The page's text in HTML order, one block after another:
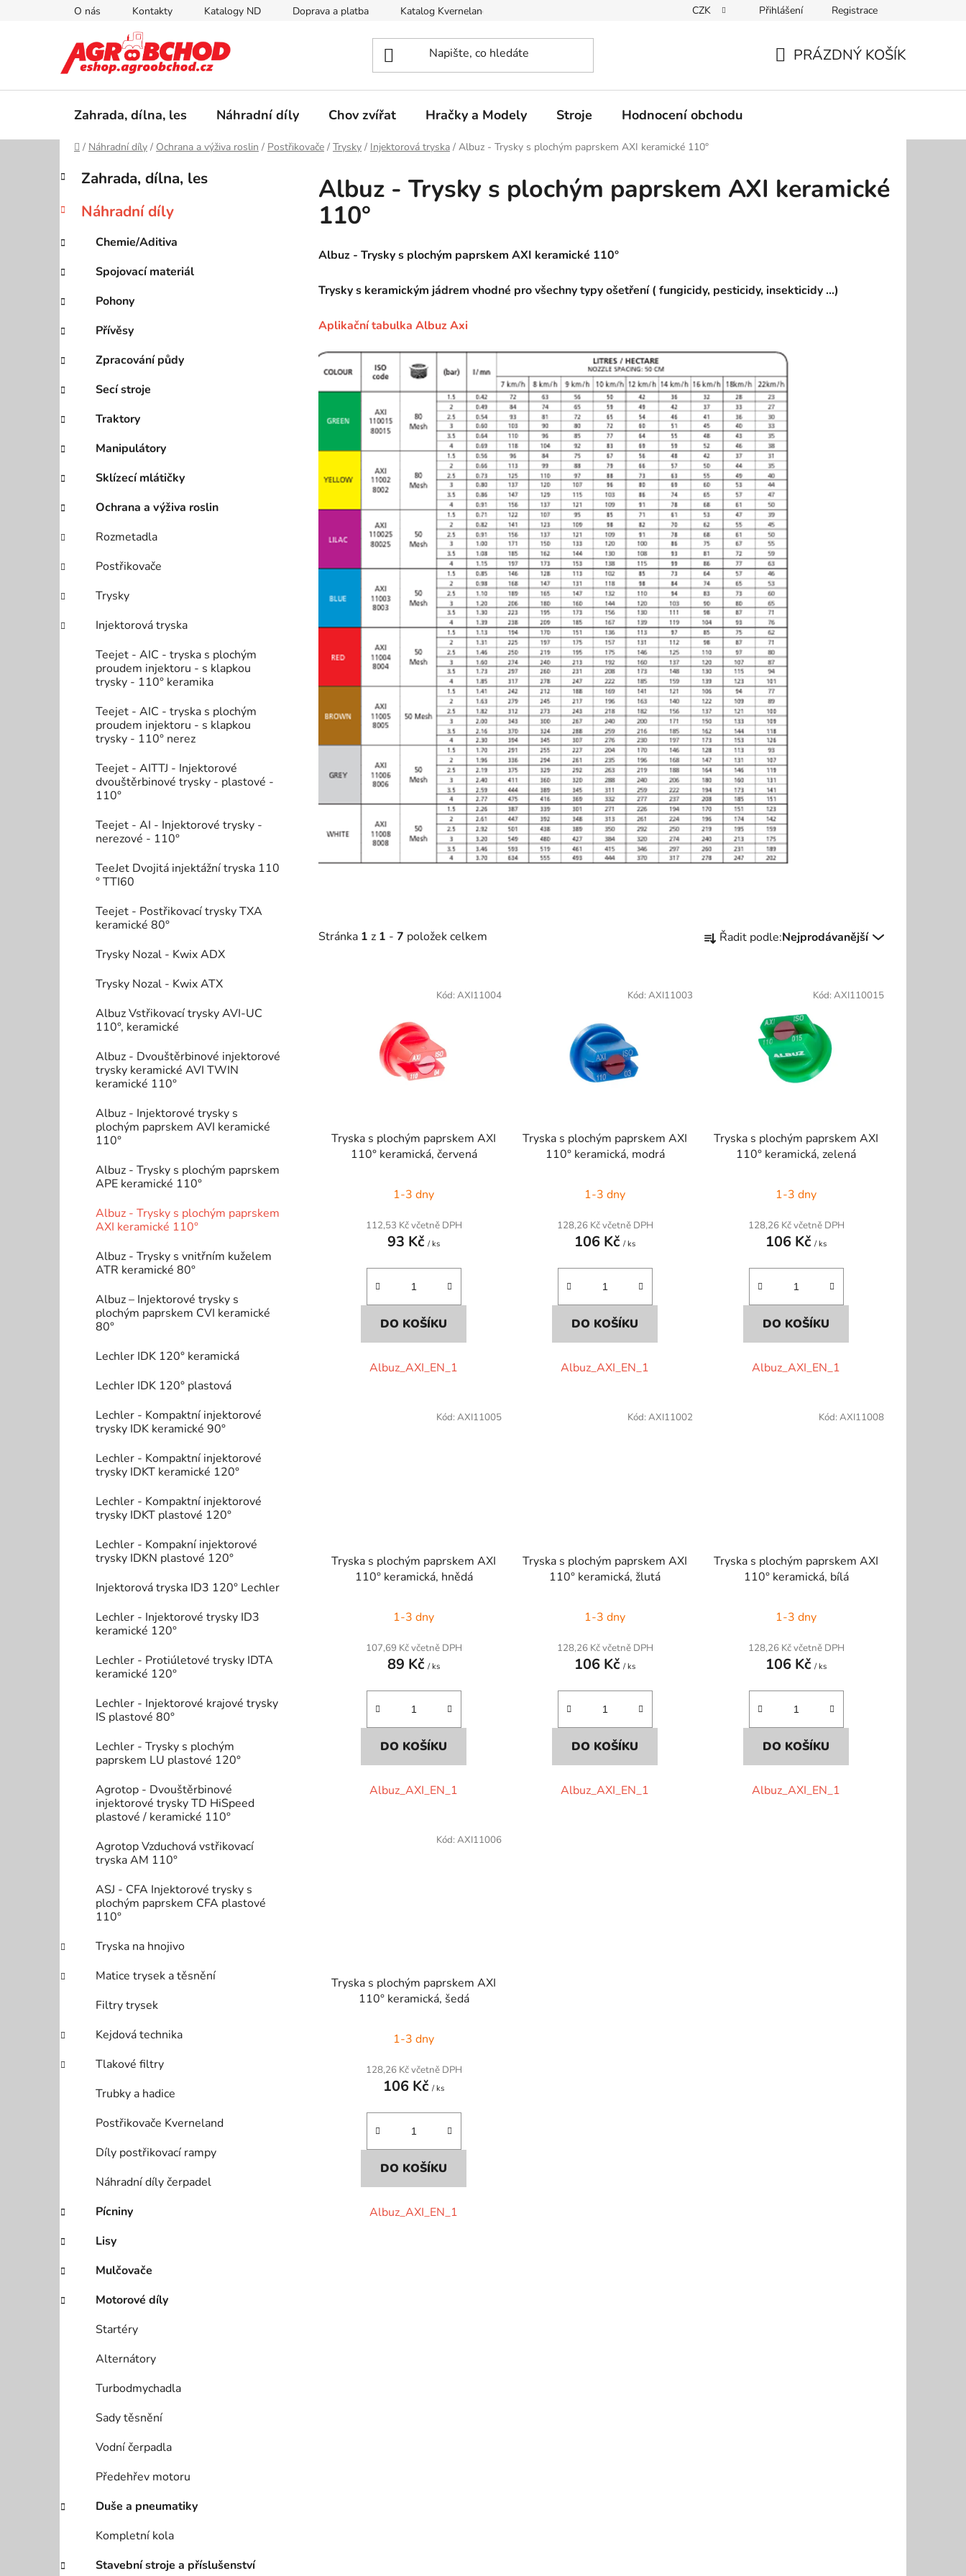
O nás Kontakty Katalogy ND Doprava a platba Katalog Kverneland Podmínky ochrany osobních údajů
CZK Přihlášení Registrace
PRÁZDNÝ KOŠÍK
Zahrada, dílna, les Náhradní díly Chov zvířat Hračky a Modely Stroje Hodnocení obchodu
Domů
/ Náhradní díly / Ochrana a výživa roslin / Postřikovače / Trysky / Injektorová tryska / Albuz - Trysky s plochým paprskem AXI keramické 110°
P
s
r
a
n
n
p
a
e
l
Přeskočit
kategorie
K
a
e
o
i
e
Zahrada, dílna, les
Náhradní díly
Chemie/Aditiva
Spojovací materiál
Pohony
Přívěsy
Zpracování půdy
Secí stroje
Traktory
Manipulátory
Sklízecí mlátičky
Ochrana a výživa roslin
Rozmetadla
Postřikovače
Trysky
Injektorová tryska
Teejet - AIC - tryska s plochým
proudem injektoru - s klapkou
trysky - 110° keramika
Teejet - AIC - tryska s plochým
proudem injektoru - s klapkou
trysky - 110° nerez
Teejet - AITTJ - Injektorové
dvouštěrbinové trysky - plastové -
110°
Teejet - AI - Injektorové trysky -
nerezové - 110°
TeeJet Dvojitá injektážní tryska 110
° TTI60
Teejet - Postřikovací trysky TXA
keramické 80°
Trysky Nozal - Kwix ADX
Trysky Nozal - Kwix ATX
Albuz Vstřikovací trysky AVI-UC
110°, keramické
Albuz - Dvouštěrbinové injektorové
trysky keramické AVI TWIN
keramické 110°
Albuz - Injektorové trysky s
plochým paprskem AVI keramické
110°
Albuz - Trysky s plochým paprskem
APE keramické 110°
Albuz - Trysky s plochým paprskem
AXI keramické 110°
Albuz - Trysky s vnitřním kuželem
ATR keramické 80°
Albuz – Injektorové trysky s
plochým paprskem CVI keramické
80°
Lechler IDK 120° keramická
Lechler IDK 120° plastová
Lechler - Kompaktní injektorové
trysky IDK keramické 90°
Lechler - Kompaktní injektorové
trysky IDKT keramické 120°
Lechler - Kompaktní injektorové
trysky IDKT plastové 120°
Lechler - Kompakní injektorové
trysky IDKN plastové 120°
Injektorová tryska ID3 120° Lechler
Lechler - Injektorové trysky ID3
keramické 120°
Lechler - Protiúletové trysky IDTA
keramické 120°
Lechler - Injektorové krajové trysky
IS plastové 80°
Lechler - Trysky s plochým
paprskem LU plastové 120°
Agrotop - Dvouštěrbinové
injektorové trysky TD HiSpeed
plastové / keramické 110°
Agrotop Vzduchová vstřikovací
tryska AM 110°
ASJ - CFA Injektorové trysky s
plochým paprskem CFA plastové
110°
Tryska na hnojivo
Matice trysek a těsnění
Filtry trysek
Kejdová technika
Tlakové filtry
Trubky a hadice
Postřikovače Kverneland
Díly postřikovací rampy
Náhradní díly čerpadel
Pícniny
Lisy
Mulčovače
Motorové díly
Startéry
Alternátory
Turbodmychadla
Sady těsnění
Vodní čerpadla
Předehřev motoru
Duše a pneumatiky
Kompletní kola
Stavební stroje a příslušenství
Albuz - Trysky s plochým paprskem AXI keramické
110°
Albuz - Trysky s plochým paprskem AXI keramické 110°
Trysky s keramickým jádrem vhodné pro všechny typy ošetření ( fungicidy, pesticidy, insekticidy ...)
Aplikační tabulka Albuz Axi
Stránka 1 z 1 - 7 položek celkem
a Řadit podle:Nejprodávanější
Tryska s plochým paprskem AXI
110° keramická, červená
1-3 dny
112,53 Kč včetně DPH
93 Kč/ ks
DO KOŠÍKU
Albuz_AXI_EN_1
Kód: AXI11004
Tryska s plochým paprskem AXI
110° keramická, modrá
1-3 dny
128,26 Kč včetně DPH
106 Kč/ ks
DO KOŠÍKU
Albuz_AXI_EN_1
Kód: AXI11003
Tryska s plochým paprskem AXI
110° keramická, zelená
1-3 dny
128,26 Kč včetně DPH
106 Kč/ ks
DO KOŠÍKU
Albuz_AXI_EN_1
Kód: AXI110015
Tryska s plochým paprskem AXI
110° keramická, hnědá
1-3 dny
107,69 Kč včetně DPH
89 Kč/ ks
DO KOŠÍKU
Albuz_AXI_EN_1
Kód: AXI11005
Tryska s plochým paprskem AXI
110° keramická, žlutá
1-3 dny
128,26 Kč včetně DPH
106 Kč/ ks
DO KOŠÍKU
Albuz_AXI_EN_1
Kód: AXI11002
Tryska s plochým paprskem AXI
110° keramická, bílá
1-3 dny
128,26 Kč včetně DPH
106 Kč/ ks
DO KOŠÍKU
Albuz_AXI_EN_1
Kód: AXI11008
Tryska s plochým paprskem AXI
110° keramická, šedá
1-3 dny
128,26 Kč včetně DPH
106 Kč/ ks
DO KOŠÍKU
Albuz_AXI_EN_1
Kód: AXI11006